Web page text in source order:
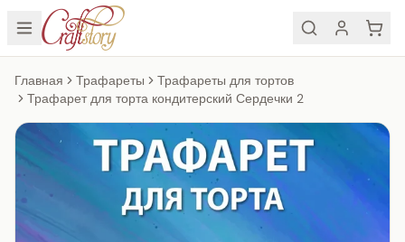
Главная Трафареты
Трафареты для тортов
Трафарет для торта кондитерский Сердечки 2